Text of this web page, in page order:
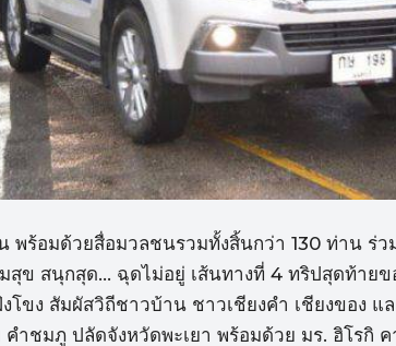
ร้อมด้วยสื่อมวลชนรวมทั้งสิ้นกว่า 130 ท่าน ร่ว
สุข สนุกสุด… ฉุดไม่อยู่ เส้นทางที่ 4 ทริปสุดท้ายข
โขง สัมผัสวิถีชาวบ้าน ชาวเชียงคำ เชียงของ แ
ำชมภู ปลัดจังหวัดพะเยา พร้อมด้วย มร. ฮิโรกิ